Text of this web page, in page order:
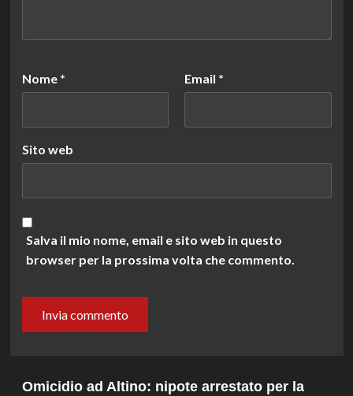
Nome * Email *
Sito web
Salva il mio nome, email e sito web in questo
browser per la prossima volta che commento.
Omicidio ad Altino: nipote arrestato per la